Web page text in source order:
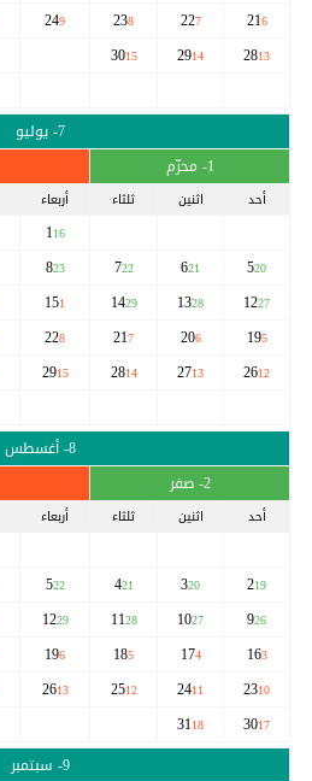
216
227
238
249
2813
2914
3015
7- يوليو
1- محرّم
أحد اثنين ثلثاء أربعاء
116
520
621
722
823
1227
1328
1429
151
195
206
217
228
2612
2713
2814
2915
8- أغسطس
2- صفر
أحد اثنين ثلثاء أربعاء
219
320
421
522
926
1027
1128
1229
163
174
185
196
2310
2411
2512
2613
3017
3118
9- سبتمبر